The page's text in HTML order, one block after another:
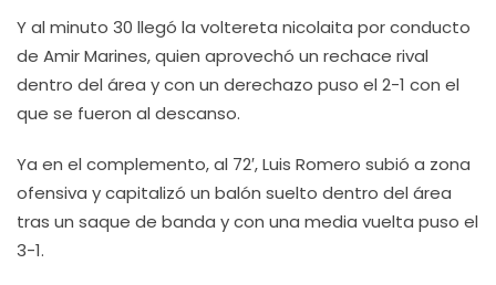
Y al minuto 30 llegó la voltereta nicolaita por conducto
de Amir Marines, quien aprovechó un rechace rival
dentro del área y con un derechazo puso el 2-1 con el
que se fueron al descanso.
Ya en el complemento, al 72′, Luis Romero subió a zona
ofensiva y capitalizó un balón suelto dentro del área
tras un saque de banda y con una media vuelta puso el
3-1.